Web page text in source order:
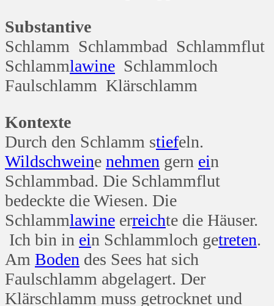
Substantive
Schlamm Schlammbad Schlammflut
Schlammlawine Schlammloch
Faulschlamm Klärschlamm
Kontexte
Durch den Schlamm stiefeln.
Wildschweine nehmen gern ein
Schlammbad. Die Schlammflut
bedeckte die Wiesen. Die
Schlammlawine erreichte die Häuser.
Ich bin in ein Schlammloch getreten.
Am Boden des Sees hat sich
Faulschlamm abgelagert. Der
Klärschlamm muss getrocknet und